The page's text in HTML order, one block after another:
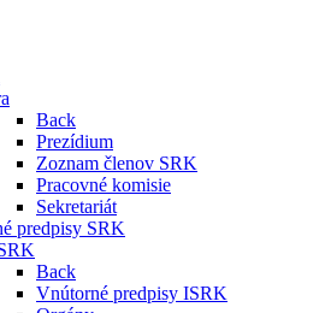
Back
Prezídium
Zoznam členov SRK
Pracovné komisie
Sekretariát
predpisy SRK
Back
Vnútorné predpisy ISRK